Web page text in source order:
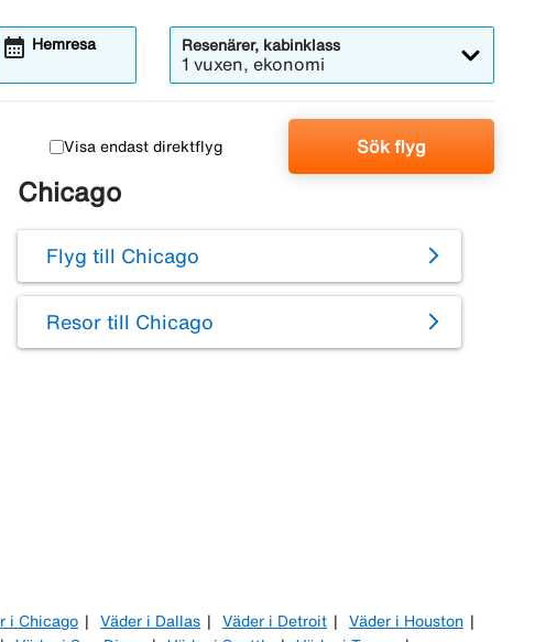
Hemresa
calendar_month Resenärer, kabinklass
1 vuxen, ekonomi
Visa endast direktflyg Sök flyg
Chicago
Flyg till Chicago
Resor till Chicago
i Chicago Väder i Dallas Väder i Detroit
Väder i Houston